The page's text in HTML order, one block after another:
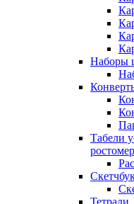
Наборы
Табели
Тетради